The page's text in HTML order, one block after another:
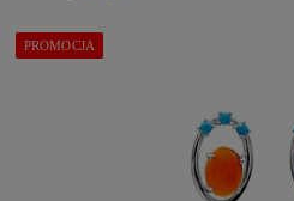
PROMOCJA